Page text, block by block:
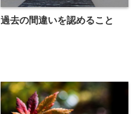
過去の間違いを認めること